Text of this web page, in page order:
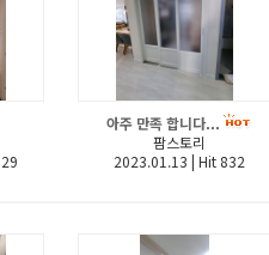
아주 만족 합니다...
팜스토리
2023.01.13 | Hit 832